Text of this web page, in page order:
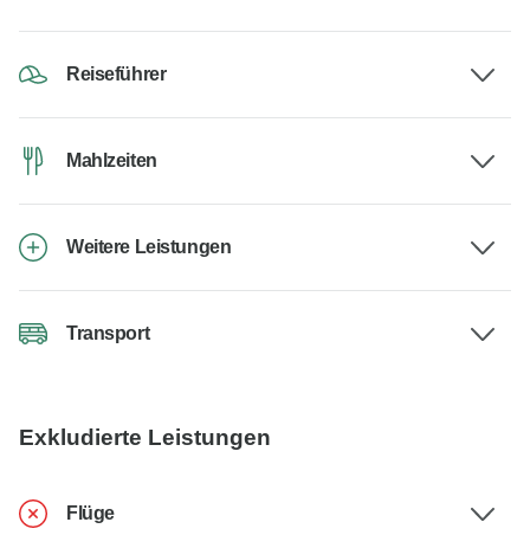
Reiseführer
Mahlzeiten
Weitere Leistungen
Transport
Exkludierte Leistungen
Flüge